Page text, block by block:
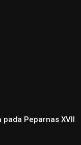
Peparnas XVII